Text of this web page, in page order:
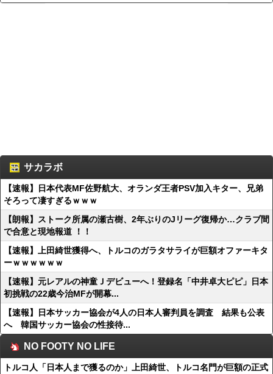
サカラボ
【速報】日本代表MF佐野航大、オランダ王者PSV加入キター、兄弟
そろって凄すぎるｗｗｗ
【朗報】ストーク所属の瀬古樹、2年ぶりのJリーグ復帰か…クラブ間
で合意と現地報道 ！！
【速報】上田綺世獲得へ、トルコのガラタサライが巨額オファーキタ
ーｗｗｗｗｗｗ
【速報】元レアルの神童Ｊデビューへ！登録名「中井卓大ピピ」日本
初挑戦の22歳今治MFが開幕...
【速報】日本サッカー協会が4人の日本人審判員を調査 結果も公表
へ 韓国サッカー協会の性接待...
NO FOOTY NO LIFE
トルコ人「日本人まで獲るのか」上田綺世、トルコ名門が巨額の正式